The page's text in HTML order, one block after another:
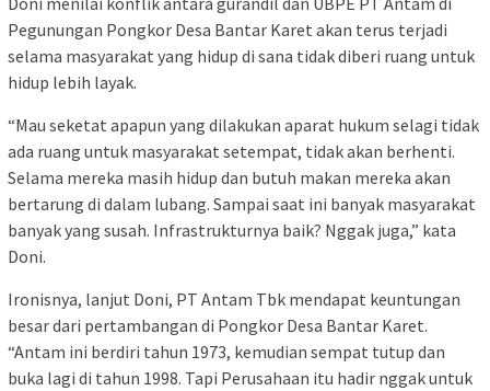
Pegunungan Pongkor Desa Bantar Karet akan terus terjadi
selama masyarakat yang hidup di sana tidak diberi ruang untuk
hidup lebih layak.
“Mau seketat apapun yang dilakukan aparat hukum selagi tidak
ada ruang untuk masyarakat setempat, tidak akan berhenti.
Selama mereka masih hidup dan butuh makan mereka akan
bertarung di dalam lubang. Sampai saat ini banyak masyarakat
banyak yang susah. Infrastrukturnya baik? Nggak juga,” kata
Doni.
Ironisnya, lanjut Doni, PT Antam Tbk mendapat keuntungan
besar dari pertambangan di Pongkor Desa Bantar Karet.
“Antam ini berdiri tahun 1973, kemudian sempat tutup dan
buka lagi di tahun 1998. Tapi Perusahaan itu hadir nggak untuk